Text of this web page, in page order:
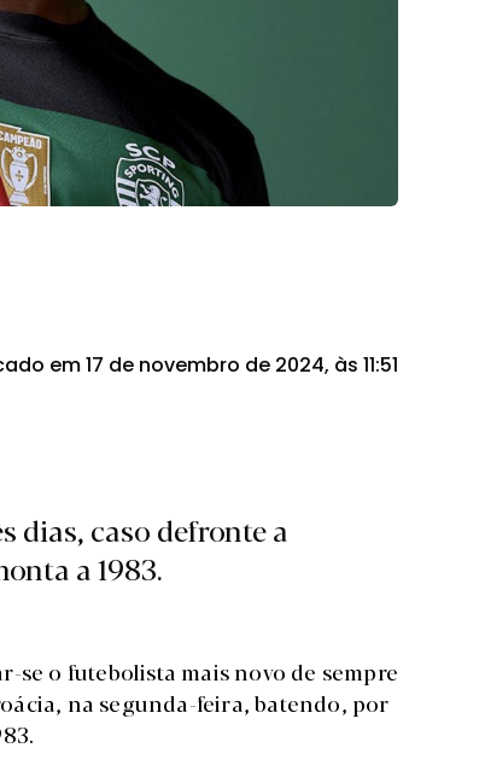
em 17 de novembro de 2024, às 11:51
dias, caso defronte a
a 1983.
se o futebolista mais novo de sempre
na segunda-feira, batendo, por